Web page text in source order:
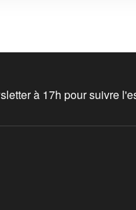
à 17h pour suivre